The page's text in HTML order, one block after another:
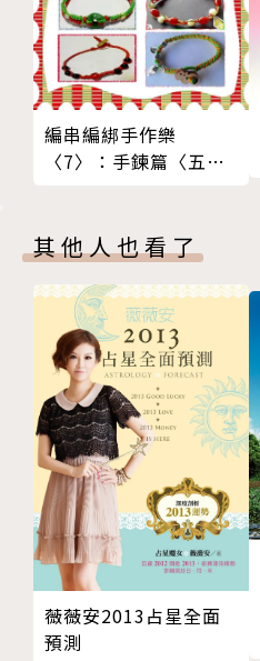
✦✦酣暢推薦✦✦
王威文｜魚池鄉農會總幹事
吳怡玲｜台灣咖啡協會副理
林淑玲｜佳冬鄉農會總幹事
林育葦｜台中市農會總幹事
陳崇德｜南縣區漁會總幹事
張鈺萱｜莿桐農會總幹事
張立成｜蘇格蘭麥芽威士忌
彭立沛｜國立臺灣大學生傳
黃志耀｜冬山鄉農會總幹事
藍大誠｜茶職人
羅已能｜恆器製酒創辦人
鐘俊顏｜崑山科技大學副校
蘇光正｜台北市農會總幹事
龔建嘉｜鮮乳坊創辦人
（按姓名筆畫排列）
｜本書特色｜
★以咖啡師的角度看待調飲
學1杯會2杯｜西瓜奶霜咖啡
滿天星
初戀的滋味
鳳梨咖啡
大花莓啡醋
學1杯會2杯｜草莓咖啡牛奶
澄清風雙瓜咖啡
學1杯會2杯｜多多瓜瓜咖啡
楊貴妃
金柑心
紅桃K
神奇寶貝
Column
連結風味的影之手— 糖漿
認識糖漿的基底
基本糖漿技法
熬煮一瓶專屬糖漿
PART3 土地食驗室
芭菲特
學1杯會2杯｜國民樂茶
編串編綁手作樂
〈7〉：手鍊篇〈五色
其他人也看了
薇薇安2013占星全面
預測